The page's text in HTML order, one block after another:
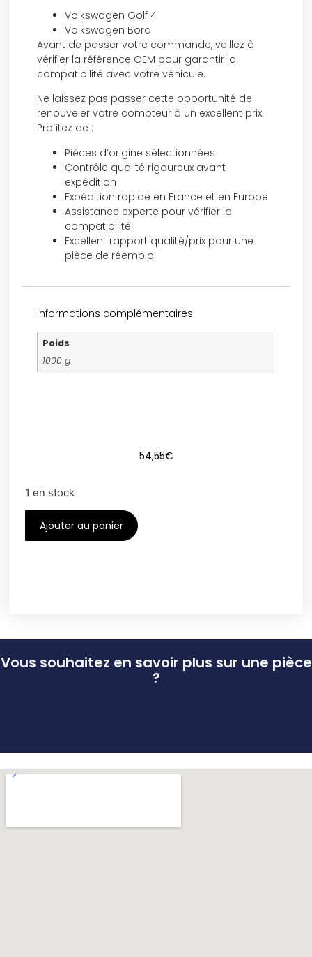
Volkswagen Golf 4
Volkswagen Bora
Avant de passer votre commande, veillez à
vérifier la référence OEM pour garantir la
compatibilité avec votre véhicule.
Ne laissez pas passer cette opportunité de
renouveler votre compteur à un excellent prix.
Profitez de :
Pièces d’origine sélectionnées
Contrôle qualité rigoureux avant
expédition
Expédition rapide en France et en Europe
Assistance experte pour vérifier la
compatibilité
Excellent rapport qualité/prix pour une
pièce de réemploi
Informations complémentaires
Poids
1000 g
54,55€
1 en stock
Ajouter au panier
Vous souhaitez en savoir plus sur une pièce
?